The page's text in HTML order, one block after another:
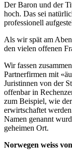
Der Baron und der
hoch. Das sei
professionell
Als wir spät am
den vielen offenen
Wir fassen
Partnerfirmen mit
Juristinnen von der
offenbar in
zum Beispiel, wie
erwirtschaftet
Namen genannt
geheimen Ort.
Norwegen weiss